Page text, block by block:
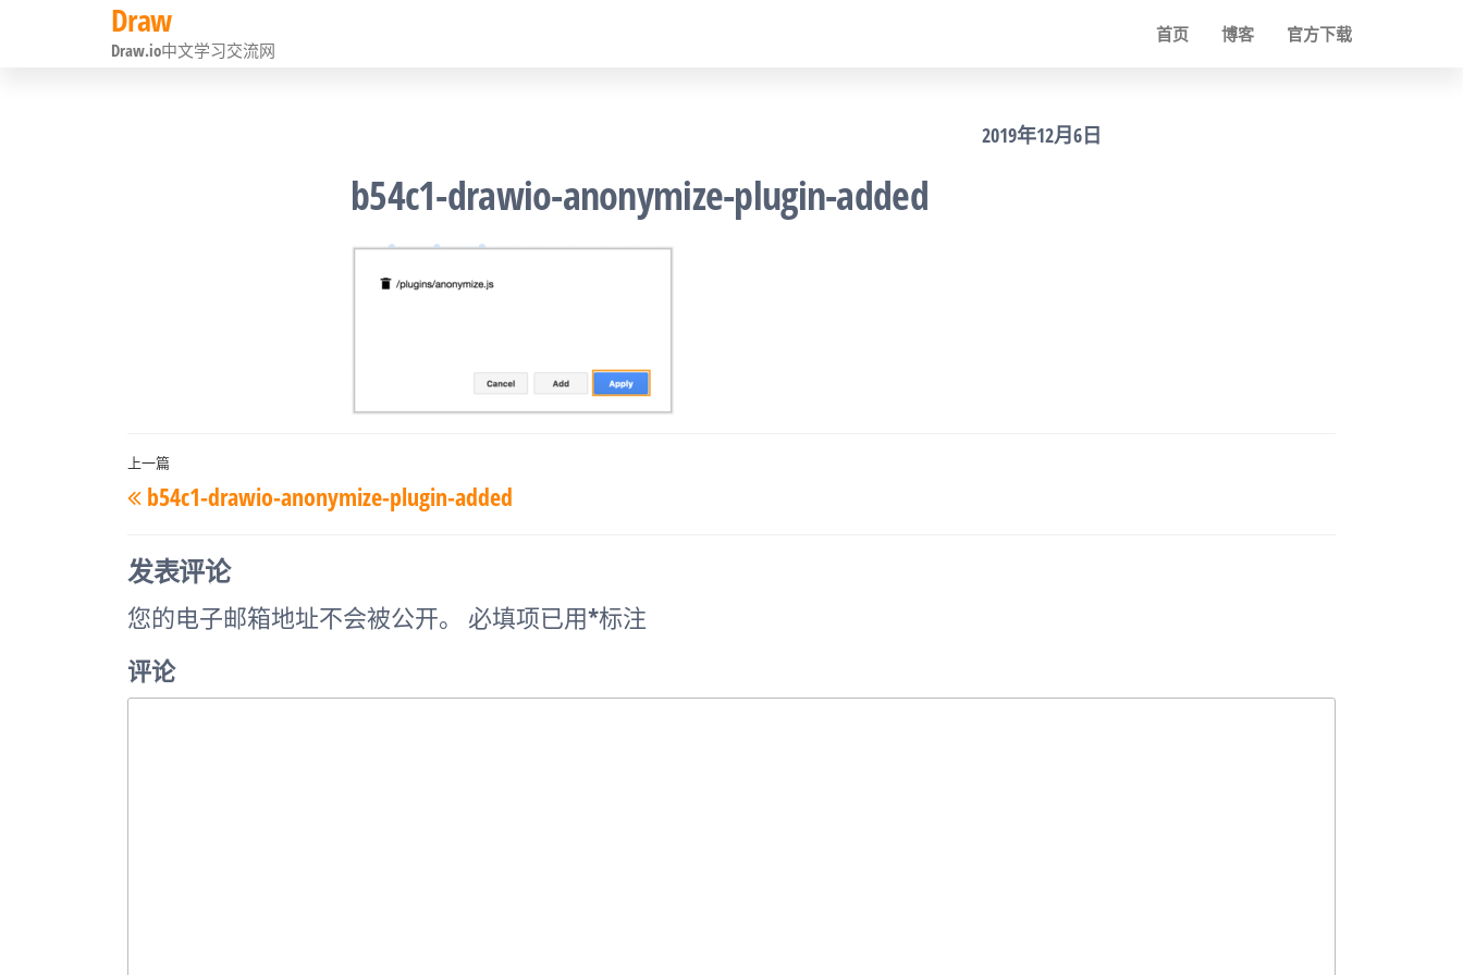
Draw
Draw.io中文学习交流网
首页 博客 官方下载
2019年12月6日
b54c1-drawio-anonymize-plugin-added
文
章
航
上
一
篇
文
章
上一篇
b54c1-drawio-anonymize-plugin-added
发表评论
您的电子邮箱地址不会被公开。 必填项已用*标注
评论